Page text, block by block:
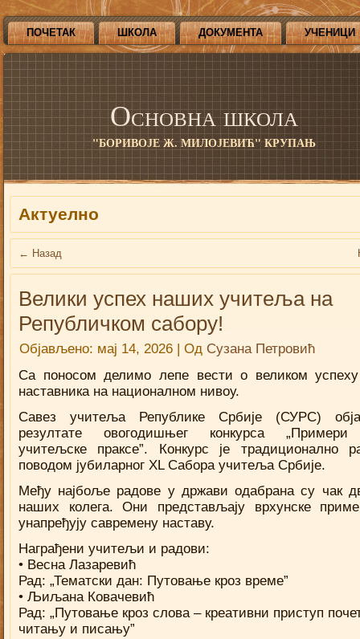
ПОЧЕТАК ШКОЛА ДОКУМЕНТА УЧЕНИЦИ
Основна школа
"БОРИВОЈЕ Ж. МИЛОЈЕВИЋ" КРУПАЊ
Актуелно
← Назад
Велики успех наших учитеља на
Републичком сабору!
Објављено: мај 14, 2026 | Од Сузана Петровић
Са поносом делимо лепе вести о великом
наставника на националном нивоу.
Савез учитеља Републике Србије (СУРС)
резултате овогодишњег конкурса
учитељске праксе”. Конкурс је традиционално
поводом јубиларног XL Сабора учитеља Србије.
Међу најбоље радове у држави одабрана су чак
наших колега. Они представљају врхунске
унапређују савремену наставу.
Награђени учитељи и радови:
• Весна Лазаревић
Рад: „Тематски дан: Путовање кроз време”
• Љиљана Ковачевић
Рад: „Путовање кроз слова – креативни приступ
читању и писању”